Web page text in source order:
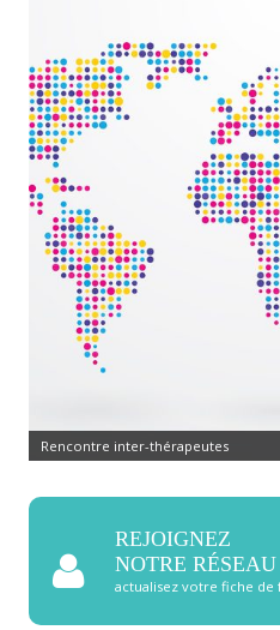
Rencontre inter-thérapeutes
REJOIGNEZ
NOTRE RÉSEAU
actualisez votre fiche de